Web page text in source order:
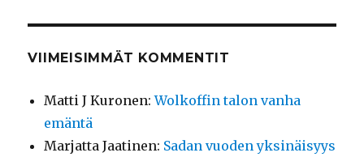
VIIMEISIMMÄT KOMMENTIT
Matti J Kuronen:Wolkoffin talon vanha
emäntä
Marjatta Jaatinen: Sadan vuoden yksinäisyys